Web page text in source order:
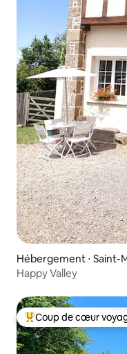
Hébergement ⋅
Happy Valley
Coups de cœur
Coup de cœur